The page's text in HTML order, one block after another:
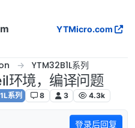
YTMicro.com
YTM32B1L系列
环境，编译问题
系列 8 3 4.3k
登录后回复